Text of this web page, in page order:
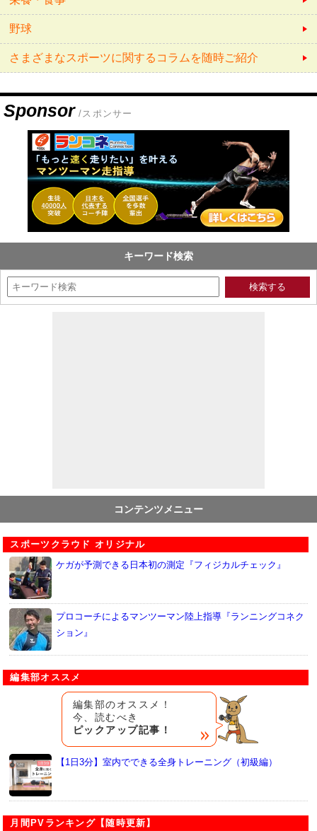
野球
さまざまなスポーツに関するコラムを随時ご紹介
Sponsor /スポンサー
キーワード検索
コンテンツメニュー
スポーツクラウド オリジナル
ケガが予測できる日本初の測定『フィジカルチェック』
プロコーチによるマンツーマン陸上指導『ランニングコネク
ション』
編集部オススメ
編集部のオススメ！
今、読むべき
ピックアップ記事！
【1日3分】室内でできる全身トレーニング（初級編）
月間PVランキング【随時更新】